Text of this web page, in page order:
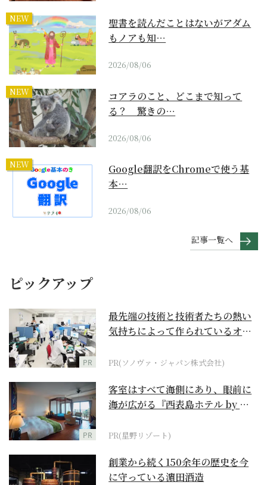
NEW
聖書を読んだことはないがアダム
もノアも知…
2026/08/06
NEW
コアラのこと、どこまで知って
る？ 驚きの…
2026/08/06
NEW
Google翻訳をChromeで使う基
本…
2026/08/06
記事一覧へ
ピックアップ
PR
最先端の技術と技術者たちの熱い
気持ちによって作られているオー
PR(ソノヴァ・ジャパン株式会社)
PR
客室はすべて海側にあり、眼前に
海が広がる『西表島ホテル by 星
PR(星野リゾート)
創業から続く150余年の歴史を今
に守っている濵田酒造